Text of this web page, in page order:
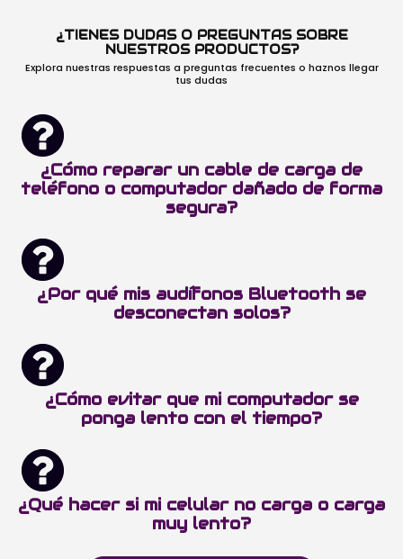
¿TIENES DUDAS O PREGUNTAS SOBRE
NUESTROS PRODUCTOS?
Explora nuestras respuestas a preguntas frecuentes o haznos llegar
tus dudas
¿Cómo reparar un cable de carga de
teléfono o computador dañado de forma
segura?
¿Por qué mis audífonos Bluetooth se
desconectan solos?
¿Cómo evitar que mi computador se
ponga lento con el tiempo?
¿Qué hacer si mi celular no carga o carga
muy lento?